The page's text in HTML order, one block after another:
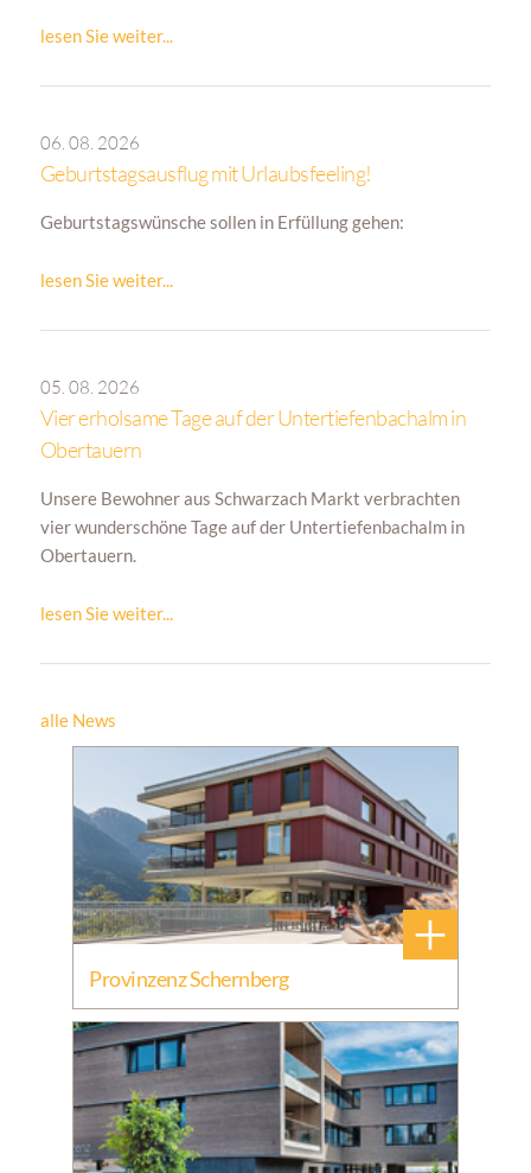
+
Provinzenz Schernberg
lesen Sie weiter...
06. 08. 2026
Geburtstagsausflug mit Urlaubsfeeling!
Geburtstagswünsche sollen in Erfüllung gehen:
lesen Sie weiter...
05. 08. 2026
Vier erholsame Tage auf der Untertiefenbachalm in
Obertauern
Unsere Bewohneraus Schwarzach Markt verbrachten
vier wunderschöne Tage auf der Untertiefenbachalm in
Obertauern.
lesen Sie weiter...
alle News